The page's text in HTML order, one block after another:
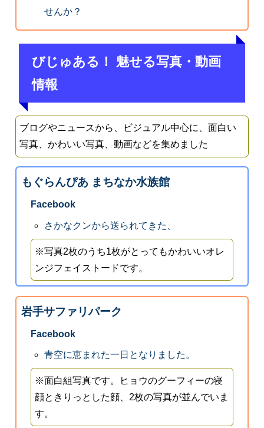
せんか？
びじゅある！ 魅せる写真・動画
情報
ブログやニュースから、ビジュアル中心に、面白い
写真、かわいい写真、動画などを集めました
もぐらんぴあ まちなか水族館
Facebook
さかなクンから送られてきた、
※写真2枚のうち1枚がとってもかわいいオレ
ンジフェイストードです。
岩手サファリパーク
Facebook
青空に恵まれた一日となりました。
※面白組写真です。ヒョウのグーフィーの寝
顔ときりっとした顔、2枚の写真が並んでいま
す。